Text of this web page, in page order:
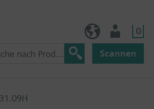
0
Scannen
Stellkraft 200N: SSF..